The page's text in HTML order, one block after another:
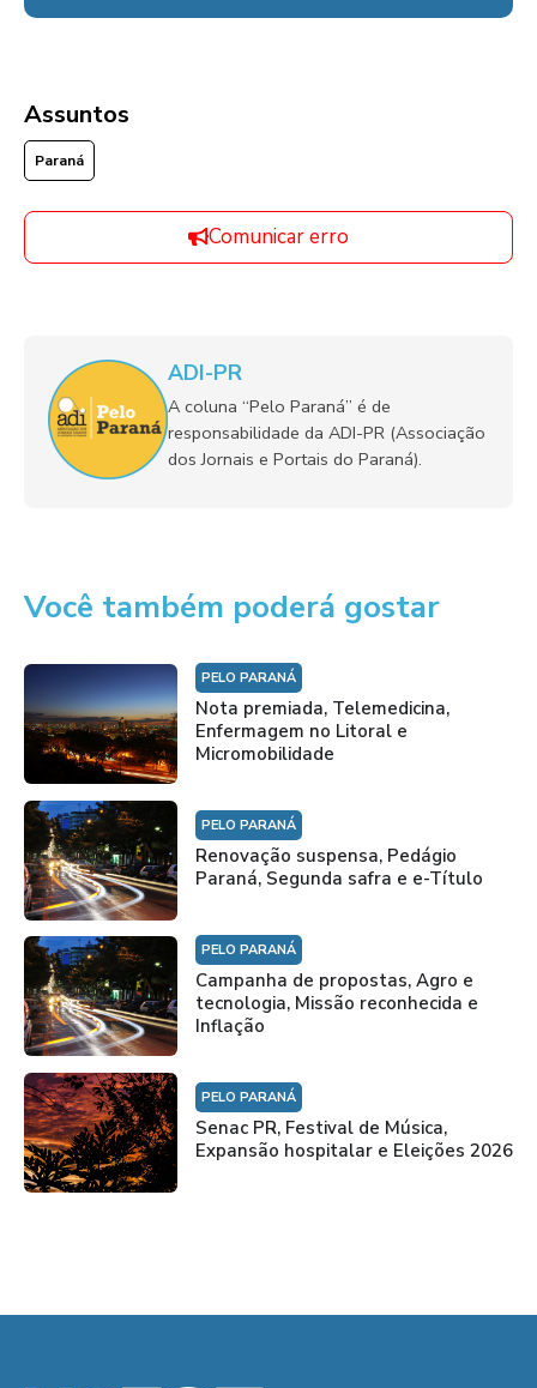
Assuntos
Paraná
Comunicar erro
ADI-PR
A coluna “Pelo Paraná” é de
responsabilidade da ADI-PR (Associação
dos Jornais e Portais do Paraná).
Você também poderá gostar
PELO PARANÁ
Nota premiada, Telemedicina,
Enfermagem no Litoral e
Micromobilidade
PELO PARANÁ
Renovação suspensa, Pedágio
Paraná, Segunda safra e e-Título
PELO PARANÁ
Campanha de propostas, Agro e
tecnologia, Missão reconhecida e
Inflação
PELO PARANÁ
Senac PR, Festival de Música,
Expansão hospitalar e Eleições 2026